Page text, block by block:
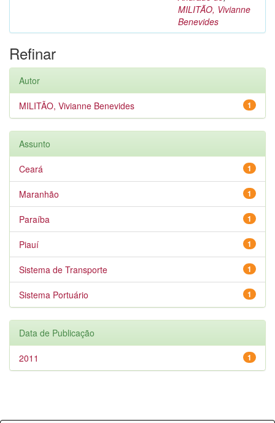
MILITÃO, Vivianne
Benevides
Refinar
Autor
1
MILITÃO, Vivianne Benevides
Assunto
1
Ceará
1
Maranhão
1
Paraíba
1
Piauí
1
Sistema de Transporte
1
Sistema Portuário
Data de Publicação
1
2011